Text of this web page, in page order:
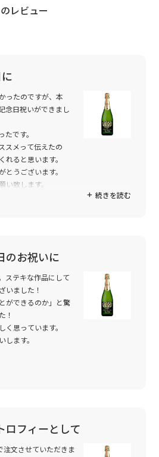
レビュー
ったのですが、本
念日祝いができまし
たです。
スメって伝えたの
れると思います。
とうございます。
い致します。
続きを読む
のお祝いに
ステキな作品にして
いました！
ができるのか」と驚
！
く思っています。
します。
ロフィーとして
注文させていただきま